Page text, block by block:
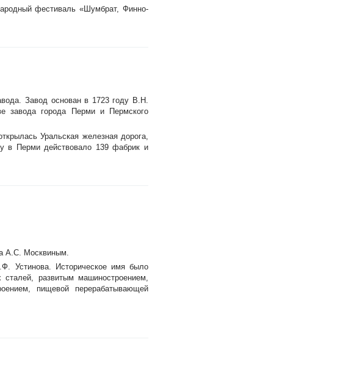
фестиваль «Шумбрат, Финно-
Завод основан в 1723 году В.Н.
завода города Перми и Пермского
Уральская железная дорога,
в Перми действовало 139 фабрик и
А.С. Москвиным.
Устинова. Историческое имя было
развитым машиностроением,
пищевой перерабатывающей